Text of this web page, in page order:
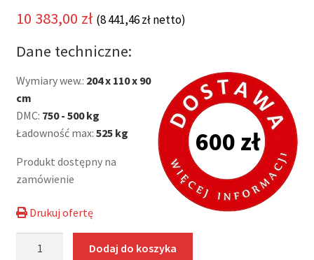
10 383,00 zł (8 441,46złnetto)
Dane techniczne:
600 zł
Wymiary wew.: 204 x 110 x 90
cm
DMC: 750 - 500 kg
Ładowność max: 525 kg
Produkt dostępny na
zamówienie
Drukuj ofertę
Dodaj do koszyka